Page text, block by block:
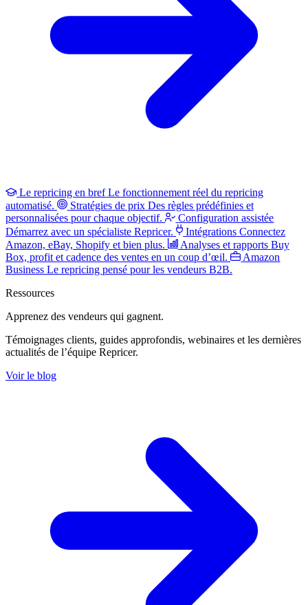
Le repricing en bref Le fonctionnement réel du repricing
automatisé.
Stratégies de prix Des règles prédéfinies et
personnalisées pour chaque objectif.
Configuration assistée
Démarrez avec un spécialiste Repricer.
Intégrations Connectez
Amazon, eBay, Shopify et bien plus.
Analyses et rapports Buy
Box, profit et cadence des ventes en un coup d’œil.
Amazon
Business Le repricing pensé pour les vendeurs B2B.
Ressources
Apprenez des vendeurs qui gagnent.
Témoignages clients, guides approfondis, webinaires et les dernières
actualités de l’équipe Repricer.
Voir le blog